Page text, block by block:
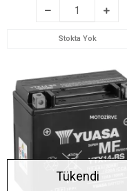
Stokta Yok
Tükendi